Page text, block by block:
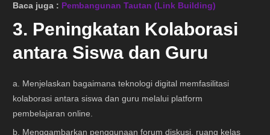
Baca juga : Pembangunan Tautan (Link Building)
3. Peningkatan Kolaborasi
antara Siswa dan Guru
a. Menjelaskan bagaimana teknologi digital memfasilitasi
kolaborasi antara siswa dan guru melalui platform
pembelajaran online.
b. Menggambarkan penggunaan forum diskusi, ruang kelas